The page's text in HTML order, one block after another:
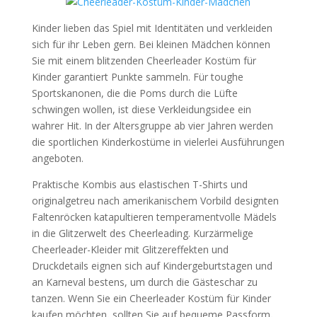
Kinder lieben das Spiel mit Identitäten und verkleiden
sich für ihr Leben gern. Bei kleinen Mädchen können
Sie mit einem blitzenden Cheerleader Kostüm für
Kinder garantiert Punkte sammeln. Für toughe
Sportskanonen, die die Poms durch die Lüfte
schwingen wollen, ist diese Verkleidungsidee ein
wahrer Hit. In der Altersgruppe ab vier Jahren werden
die sportlichen Kinderkostüme in vielerlei Ausführungen
angeboten.
Praktische Kombis aus elastischen T-Shirts und
originalgetreu nach amerikanischem Vorbild designten
Faltenröcken katapultieren temperamentvolle Mädels
in die Glitzerwelt des Cheerleading. Kurzärmelige
Cheerleader-Kleider mit Glitzereffekten und
Druckdetails eignen sich auf Kindergeburtstagen und
an Karneval bestens, um durch die Gästeschar zu
tanzen. Wenn Sie ein Cheerleader Kostüm für Kinder